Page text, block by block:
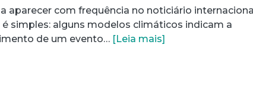
aparecer com frequência no noticiário
simples: alguns modelos climáticos indicam a
de um evento… [Leia mais]